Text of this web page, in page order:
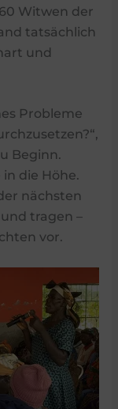
Witwen der
tatsächlich
und
Probleme
Beginn.
die Höhe.
nächsten
tragen –
vor.